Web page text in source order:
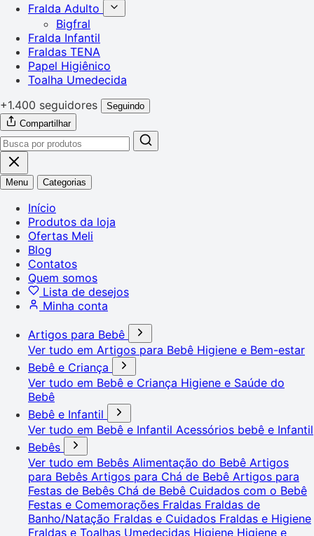
Fralda Adulto
Bigfral
Fralda Infantil
Fraldas TENA
Papel Higiênico
Toalha Umedecida
+1.400 seguidores
Seguindo
Compartilhar
Menu Categorias
Início
Produtos da loja
Ofertas Meli
Blog
Contatos
Quem somos
Lista de desejos
Minha conta
Artigos para Bebê
Ver tudo em Artigos para Bebê Higiene e Bem-estar
Bebê e Criança
Ver tudo em Bebê e Criança Higiene e Saúde do
Bebê
Bebê e Infantil
Ver tudo em Bebê e Infantil Acessórios bebê e Infantil
Bebês
Ver tudo em Bebês Alimentação do Bebê Artigos
para Bebês Artigos para Chá de Bebê Artigos para
Festas de Bebês Chá de Bebê Cuidados com o Bebê
Festas e Comemorações Fraldas Fraldas de
Banho/Natação Fraldas e Cuidados Fraldas e Higiene
Fraldas e Toalhas Umedecidas Higiene Higiene e